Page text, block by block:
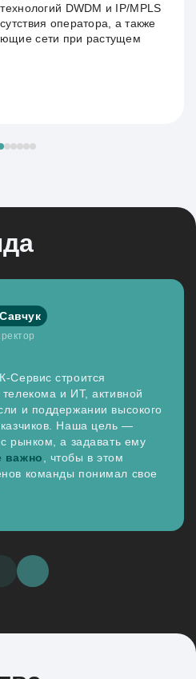
DWDM и IP/MPLS
оператора, а также
сети при растущем
Сервис строится
и ИТ, активной
и поддержании высокого
Наша цель —
рынком, а задавать ему
важно
, чтобы в этом
команды понимал свое